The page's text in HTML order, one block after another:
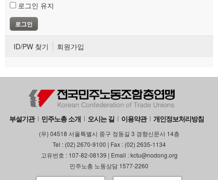
로그인 유지
ID/PW 찾기 회원가입
부설기관 민주노총 소개 오시는 길 이용약관 개인정보처리방침
(우) 04518 서울특별시 중구 정동길 3 경향신문사 14층
Tel : (02) 2670-9100 | Fax : (02) 2635-1134
고유번호 : 107-82-08139 | Email : kctu@nodong.org
민주노총 노동상담 1577-2260